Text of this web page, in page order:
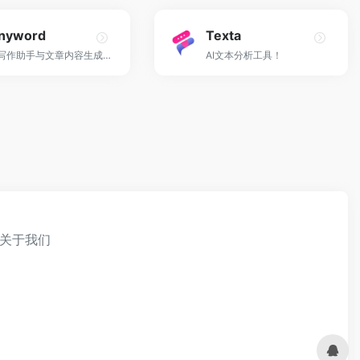
AI写作助手与文章内容生成器工具！
Texta
AI文本分析工具！
关于我们